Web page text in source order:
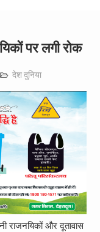
पर लगी रोक
देश दुनिया
राजनयिकों और दूतावास